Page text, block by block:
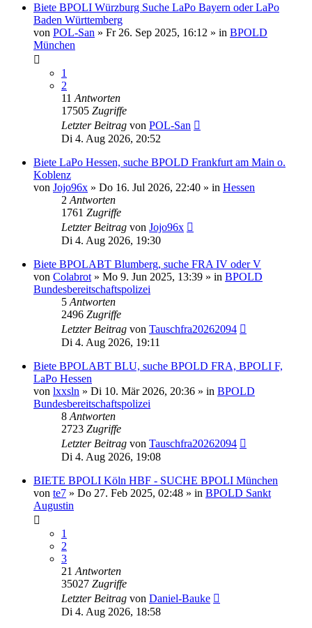
Biete BPOLI Würzburg Suche LaPo Bayern oder LaPo
Baden Württemberg
von POL-San » Fr 26. Sep 2025, 16:12 » in BPOLD
München
1
2
11 Antworten
17505 Zugriffe
Letzter Beitrag von POL-San
Di 4. Aug 2026, 20:52
Biete LaPo Hessen, suche BPOLD Frankfurt am Main o.
Koblenz
von Jojo96x » Do 16. Jul 2026, 22:40 » in Hessen
2 Antworten
1761 Zugriffe
Letzter Beitrag von Jojo96x
Di 4. Aug 2026, 19:30
Biete BPOLABT Blumberg, suche FRA IV oder V
von Colabrot » Mo 9. Jun 2025, 13:39 » in BPOLD
Bundesbereitschaftspolizei
5 Antworten
2496 Zugriffe
Letzter Beitrag von Tauschfra20262094
Di 4. Aug 2026, 19:11
Biete BPOLABT BLU, suche BPOLD FRA, BPOLI F,
LaPo Hessen
von lxxsln » Di 10. Mär 2026, 20:36 » in BPOLD
Bundesbereitschaftspolizei
8 Antworten
2723 Zugriffe
Letzter Beitrag von Tauschfra20262094
Di 4. Aug 2026, 19:08
BIETE BPOLI Köln HBF - SUCHE BPOLI München
von te7 » Do 27. Feb 2025, 02:48 » in BPOLD Sankt
Augustin
1
2
3
21 Antworten
35027 Zugriffe
Letzter Beitrag von Daniel-Bauke
Di 4. Aug 2026, 18:58